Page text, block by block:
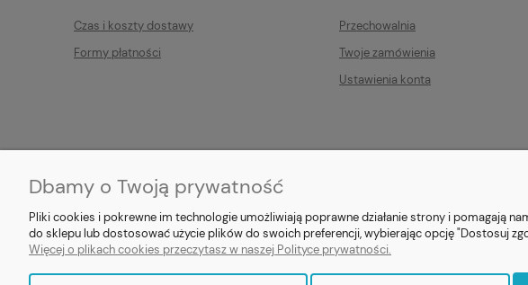
Czas i koszty dostawy
Formy płatności
Przechowalnia
Twoje zamówienia
Ustawienia konta
E-prezent.org
Dbamy o Twoją prywatność
Pliki cookies i pokrewne im technologie umożliwiają poprawne działanie strony i pomagają
do sklepu lub dostosować użycie plików do swoich preferencji, wybierając opcję "Dostosuj
Więcej o plikach cookies przeczytasz w naszej Polityce prywatności.